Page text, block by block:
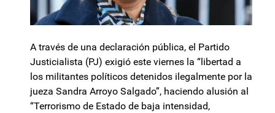
A través de una declaración pública, el Partido
Justicialista (PJ) exigió este viernes la “libertad a
los militantes políticos detenidos ilegalmente por la
jueza Sandra Arroyo Salgado”, haciendo alusión al
“Terrorismo de Estado de baja intensidad,